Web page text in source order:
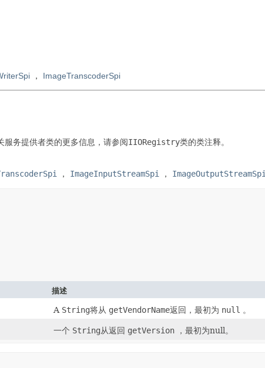
， ImageTranscoderSpi
服务提供者类的更多信息，请参阅IIORegistry类的类注释。
， ImageInputStreamSpi ，
描述
A String将从 getVendorName返回，最初为 null 。
一个 String从返回 getVersion ，最初为null。